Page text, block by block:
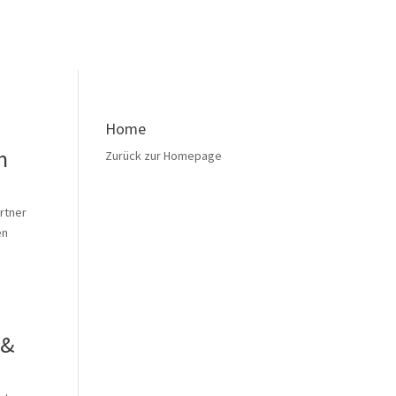
Home
Zurück zur Homepage